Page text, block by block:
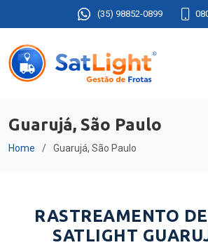
(35) 98852-0899
Guarujá, São Paulo
Home Guarujá, São Paulo
RASTREAMENTO
SATLIGHT